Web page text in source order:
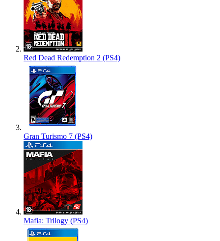
Red Dead Redemption 2 (PS4)
Gran Turismo 7 (PS4)
Mafia: Trilogy (PS4)